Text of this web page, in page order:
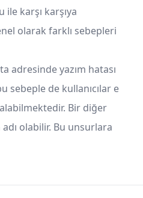
karşı karşıya
olarak farklı sebepleri
adresinde yazım hatası
sebeple de kullanıcılar e
Bir diğer
olabilir. Bu unsurlara